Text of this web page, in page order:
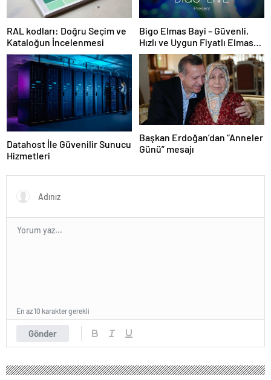
RAL kodları: Doğru Seçim ve
Kataloğun İncelenmesi
Bigo Elmas Bayi – Güvenli,
Hızlı ve Uygun Fiyatlı Elmas
Satın Almanın Yeni Adresi
Datahost İle Güvenilir Sunucu
Hizmetleri
Başkan Erdoğan’dan “Anneler
Günü” mesajı
Gönder
En az 10 karakter gerekli